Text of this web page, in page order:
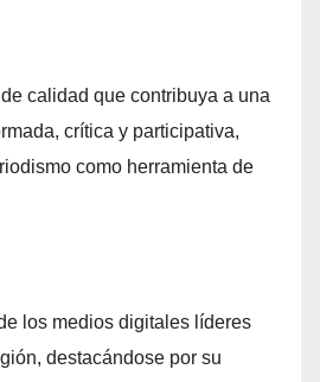
calidad que contribuya a una
crítica y participativa,
como herramienta de
los medios digitales líderes
destacándose por su